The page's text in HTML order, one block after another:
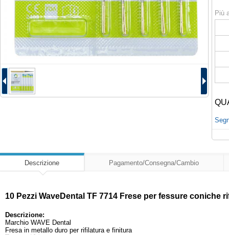
Più
Descrizione Pagamento/Consegna/Cambio
10 Pezzi WaveDental TF 7714 Frese per fessure coniche
Descrizione:
Marchio WAVE Dental
Fresa in metallo duro per rifilatura e finitura